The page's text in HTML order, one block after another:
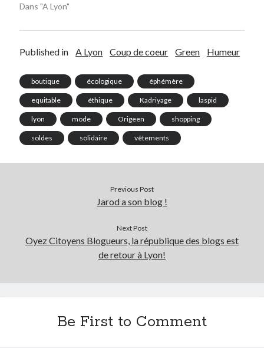
Dans "A Lyon"
Published in A Lyon Coup de coeur Green Humeur
boutique écologique éphémère
equitable éthique Kadriyage laspid
lyon mode Origeen shopping
soldes solidaire vêtements
Previous Post
Jarod a son blog !
Next Post
Oyez Citoyens Blogueurs, la république des blogs est
de retour à Lyon!
Be First to Comment